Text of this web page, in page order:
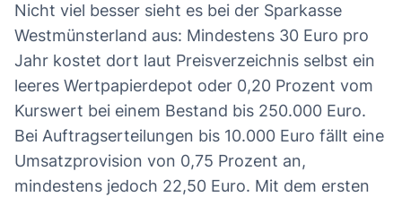
Nicht viel besser sieht es bei der Sparkasse
Westmünsterland aus: Mindestens 30 Euro pro
Jahr kostet dort laut Preisverzeichnis selbst ein
leeres Wertpapierdepot oder 0,20 Prozent vom
Kurswert bei einem Bestand bis 250.000 Euro.
Bei Auftragserteilungen bis 10.000 Euro fällt eine
Umsatzprovision von 0,75 Prozent an,
mindestens jedoch 22,50 Euro. Mit dem ersten